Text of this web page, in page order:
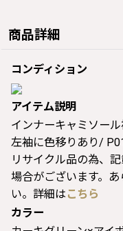
商品詳細
コンディション
アイテム説明
インナーキャミソー
左袖に色移りあり/
リサイクル品の為、
場合がございます。
い。詳細は こちら
カラー